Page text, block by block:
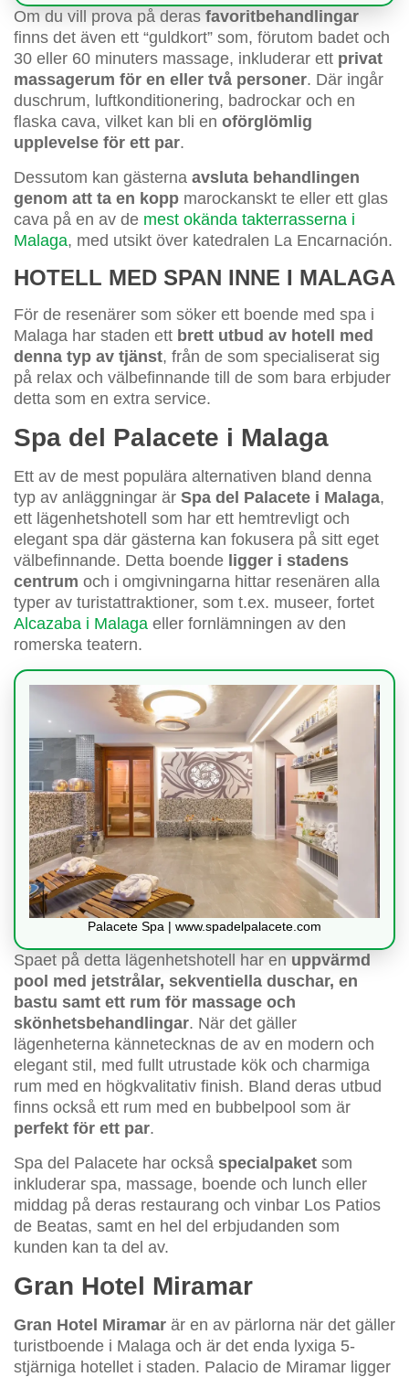
Om du vill prova på deras favoritbehandlingar
finns det även ett “guldkort” som, förutom badet och
30 eller 60 minuters massage, inkluderar ett privat
massagerum för en eller två personer. Där ingår
duschrum, luftkonditionering, badrockar och en
flaska cava, vilket kan bli en oförglömlig
upplevelse för ett par.
Dessutom kan gästerna avsluta behandlingen
genom att ta en kopp marockanskt te eller ett glas
cava på en av de mest okända takterrasserna i
Malaga, med utsikt över katedralen La Encarnación.
HOTELL MED SPAN INNE I MALAGA
För de resenärer som söker ett boende med spa i
Malaga har staden ett brett utbud av hotell med
denna typ av tjänst, från de som specialiserat sig
på relax och välbefinnande till de som bara erbjuder
detta som en extra service.
Spa del Palacete i Malaga
Ett av de mest populära alternativen bland denna
typ av anläggningar är Spa del Palacete i Malaga,
ett lägenhetshotell som har ett hemtrevligt och
elegant spa där gästerna kan fokusera på sitt eget
välbefinnande. Detta boende ligger i stadens
centrum och i omgivningarna hittar resenären alla
typer av turistattraktioner, som t.ex. museer, fortet
Alcazaba i Malaga eller fornlämningen av den
romerska teatern.
Palacete Spa | www.spadelpalacete.com
Spaet på detta lägenhetshotell har en uppvärmd
pool med jetstrålar, sekventiella duschar, en
bastu samt ett rum för massage och
skönhetsbehandlingar. När det gäller
lägenheterna kännetecknas de av en modern och
elegant stil, med fullt utrustade kök och charmiga
rum med en högkvalitativ finish. Bland deras utbud
finns också ett rum med en bubbelpool som är
perfekt för ett par.
Spa del Palacete har också specialpaket som
inkluderar spa, massage, boende och lunch eller
middag på deras restaurang och vinbar Los Patios
de Beatas, samt en hel del erbjudanden som
kunden kan ta del av.
Gran Hotel Miramar
Gran Hotel Miramar är en av pärlorna när det gäller
turistboende i Malaga och är det enda lyxiga 5-
stjärniga hotellet i staden. Palacio de Miramar ligger